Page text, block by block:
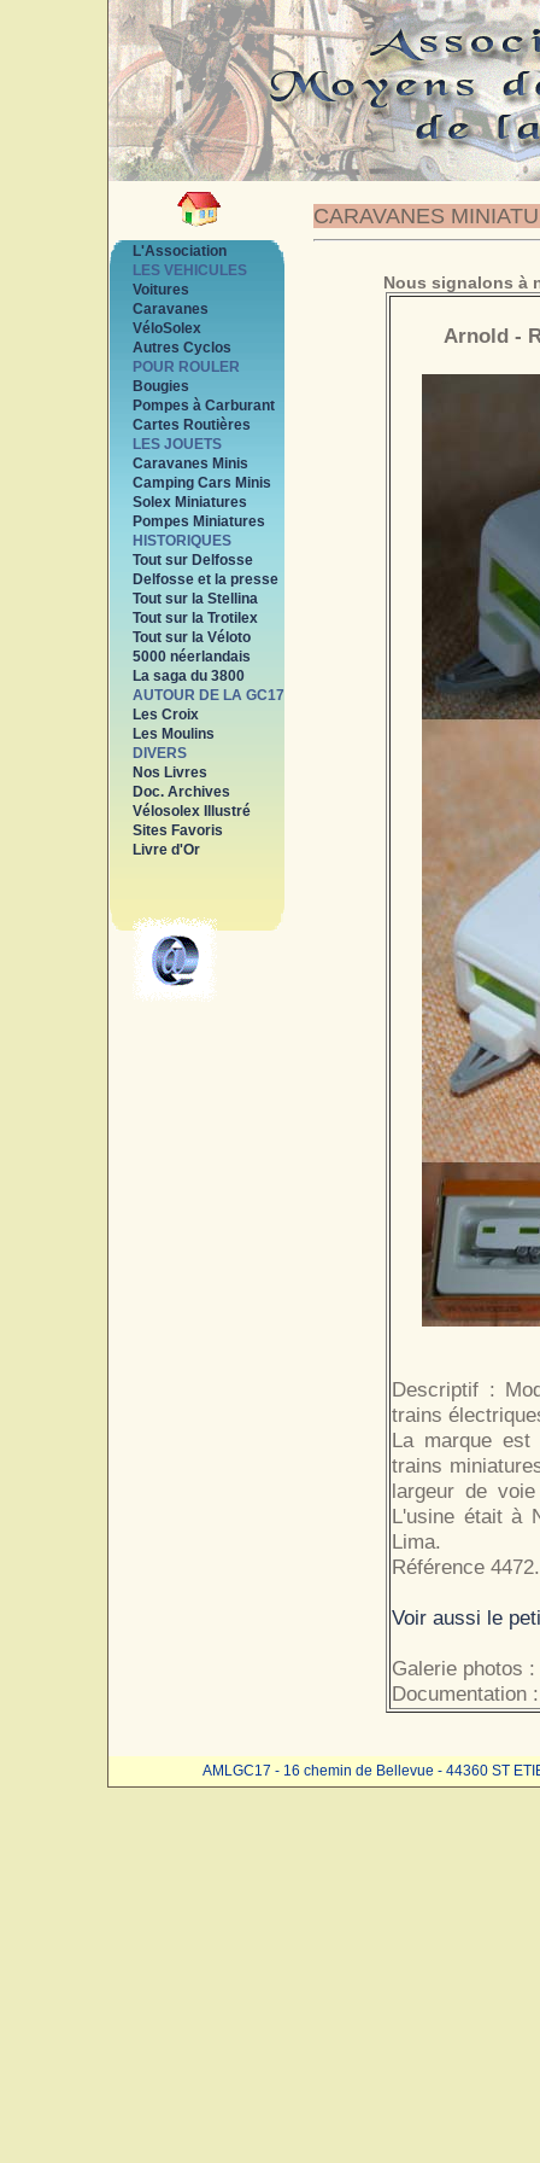
CARAVANES
L'Association
LES VEHICULES
Voitures
Caravanes
VéloSolex
Autres Cyclos
POUR ROULER
Bougies
Pompes à Carburant
Cartes Routières
LES JOUETS
Caravanes Minis
Camping Cars Minis
Solex Miniatures
Pompes Miniatures
HISTORIQUES
Tout sur Delfosse
Delfosse et la presse
Tout sur la Stellina
Tout sur la Trotilex
Tout sur la Véloto
5000 néerlandais
La saga du 3800
AUTOUR DE LA GC17
Les Croix
Les Moulins
DIVERS
Nos Livres
Doc. Archives
Vélosolex Illustré
Sites Favoris
Livre d'Or
Nous signalons à
Arnold -
Descriptif :
trains
La marque
trains
largeur de
L'usine était à
Lima.
Référence 4472.
Voir aussi le
Galerie photos :
Documentation
AMLGC17 - 16 chemin de Bellevue - 44360 ST